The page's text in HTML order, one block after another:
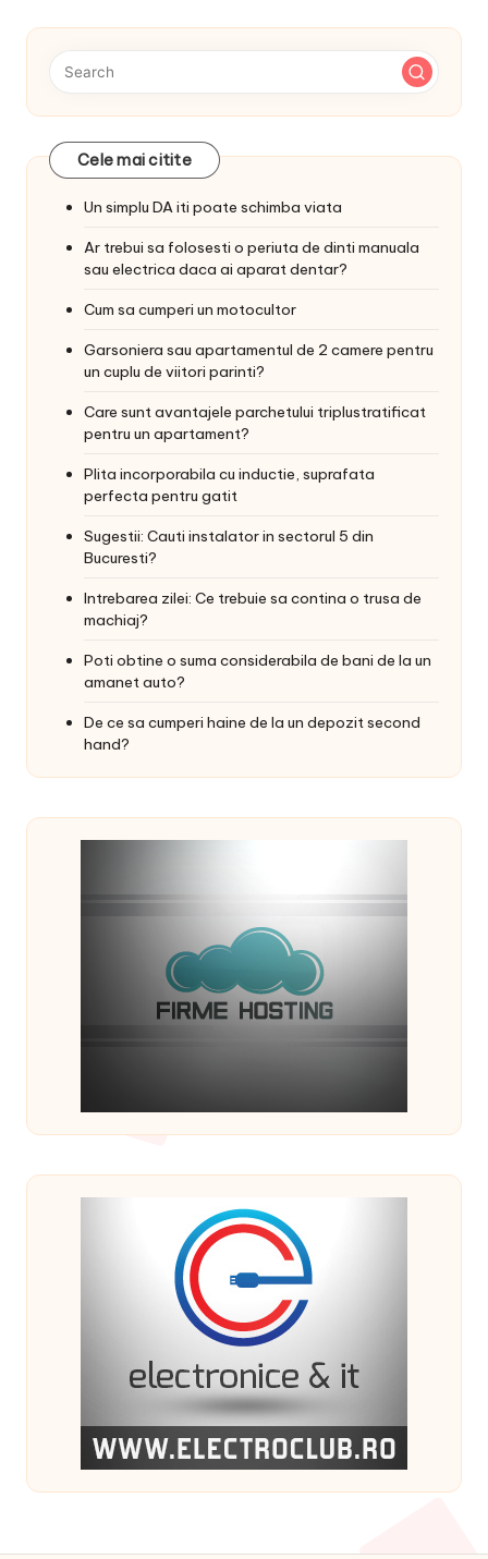
Cele mai citite
Un simplu DA iti poate schimba viata
Ar trebui sa folosesti o periuta de dinti manuala
sau electrica daca ai aparat dentar?
Cum sa cumperi un motocultor
Garsoniera sau apartamentul de 2 camere pentru
un cuplu de viitori parinti?
Care sunt avantajele parchetului triplustratificat
pentru un apartament?
Plita incorporabila cu inductie, suprafata
perfecta pentru gatit
Sugestii: Cauti instalator in sectorul 5 din
Bucuresti?
Intrebarea zilei: Ce trebuie sa contina o trusa de
machiaj?
Poti obtine o suma considerabila de bani de la un
amanet auto?
De ce sa cumperi haine de la un depozit second
hand?